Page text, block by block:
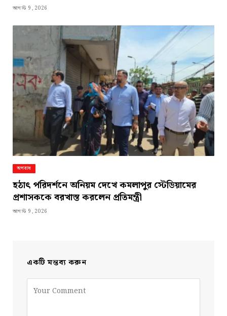
আগস্ট 9, 2026
অপরাধ
হঠাৎ পরিদর্শনে অনিয়ম দেখে কমলাপুর স্টেডিয়ামের
প্রশাসককে বরখাস্ত করলেন প্রতিমন্ত্রী
আগস্ট 9, 2026
একটি মন্তব্য করুন